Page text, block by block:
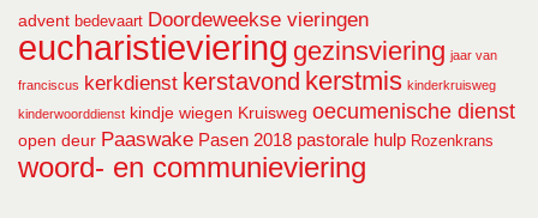
advent bedevaart Doordeweekse vieringen
eucharistieviering gezinsviering jaar van
franciscus kerkdienst kerstavond kerstmis kinderkruisweg
kinderwoorddienst kindje wiegen Kruisweg oecumenische dienst
open deur Paaswake Pasen 2018 pastorale hulp Rozenkrans
woord- en communieviering